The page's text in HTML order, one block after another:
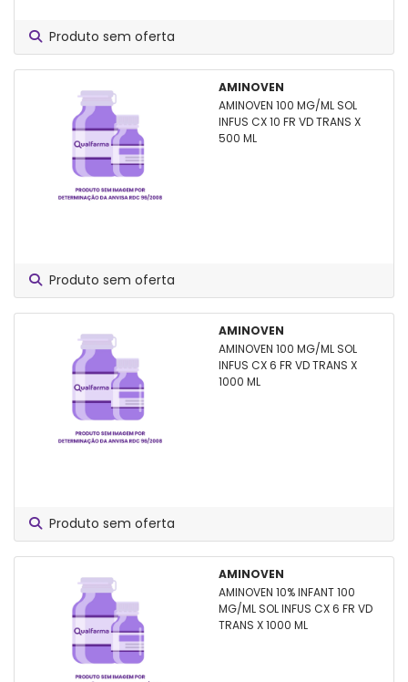
Produto sem oferta
AMINOVEN
AMINOVEN 100 MG/ML SOL
INFUS CX 10 FR VD TRANS X
500 ML
Produto sem oferta
AMINOVEN
AMINOVEN 100 MG/ML SOL
INFUS CX 6 FR VD TRANS X
1000 ML
Produto sem oferta
AMINOVEN
AMINOVEN 10% INFANT 100
MG/ML SOL INFUS CX 6 FR VD
TRANS X 1000 ML